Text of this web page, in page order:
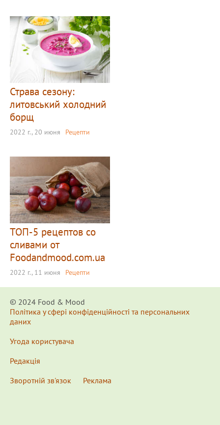
Страва сезону:
литовський холодний
борщ
2022 г., 20 июня Рецепти
ТОП-5 рецептов со
сливами от
Foodandmood.com.ua
2022 г., 11 июня Рецепти
© 2024 Food & Мood
Політика у сфері конфіденційності та персональних
даних
Угода користувача
Редакція
Зворотній зв'язок
Реклама